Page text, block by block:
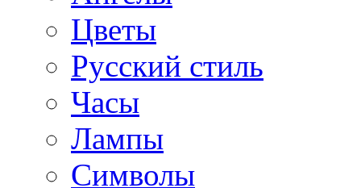
Цветы
Русский стиль
Часы
Лампы
Символы